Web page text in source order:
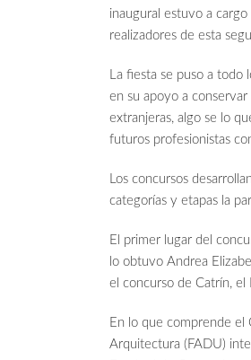
inaugural estuvo a
realizadores de esta
La fiesta se puso a
en su apoyo a
extranjeras, algo se lo
futuros profesionistas
Los concursos
categorías y etapas la
El primer lugar del
lo obtuvo Andrea
el concurso de Catrín, el
En lo que comprende el
Arquitectura (FADU)